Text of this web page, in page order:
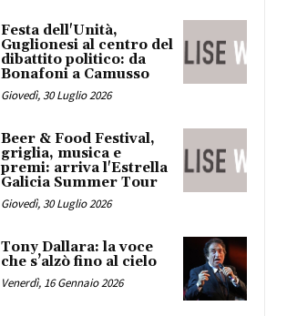
Festa dell'Unità,
Guglionesi al centro del
dibattito politico: da
Bonafoni a Camusso
Giovedì, 30 Luglio 2026
Beer & Food Festival,
griglia, musica e
premi: arriva l'Estrella
Galicia Summer Tour
Giovedì, 30 Luglio 2026
Tony Dallara: la voce
che s’alzò fino al cielo
Venerdì, 16 Gennaio 2026